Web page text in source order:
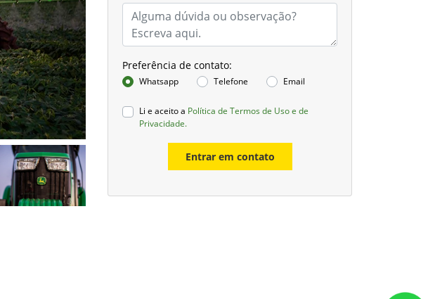
Preferência de contato:
Whatsapp Telefone Email
Li e aceito a Política de Termos de Uso e de
Privacidade.
Entrar em contato